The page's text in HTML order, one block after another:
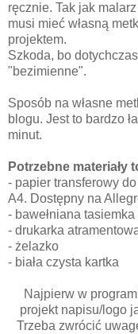
ręcznie. Tak jak
musi mieć własną
projektem.
Szkoda, bo
"bezimienne".
Sposób na własne
blogu. Jest to bardzo
minut.
Potrzebne materiały
- papier transferowy
A4. Dostępny na
- bawełniana
- drukarka
- żelazko
- biała czysta kartka
Najpierw w
projekt napisu/logo
Trzeba zwrócić